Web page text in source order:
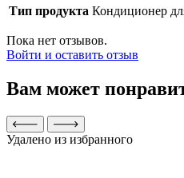
Тип продукта Кондиционер
Пока нет отзывов.
Войти и оставить отзыв
Вам может
Удалено из избранного